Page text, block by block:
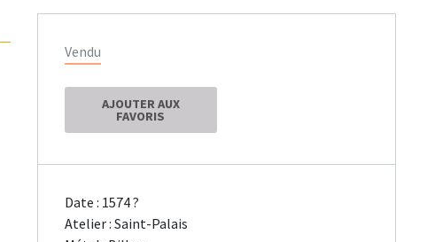
Vendu
AJOUTER AUX
FAVORIS
Date : 1574 ?
Atelier : Saint-Palais